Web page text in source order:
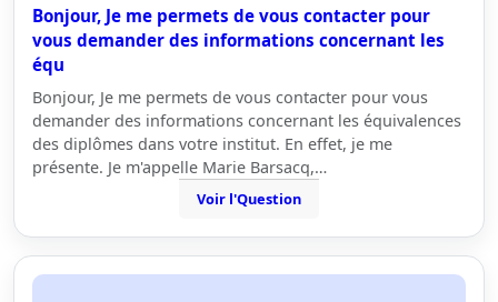
Bonjour, Je me permets de vous contacter pour
vous demander des informations concernant les
équ
Bonjour, Je me permets de vous contacter pour vous
demander des informations concernant les équivalences
des diplômes dans votre institut. En effet, je me
présente. Je m'appelle Marie Barsacq,…
Voir l'Question